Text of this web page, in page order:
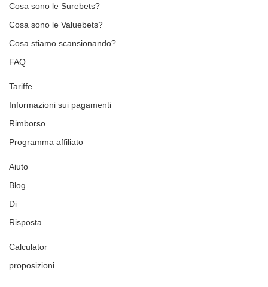
Cosa sono le Surebets?
Cosa sono le Valuebets?
Cosa stiamo scansionando?
FAQ
Tariffe
Informazioni sui pagamenti
Rimborso
Programma affiliato
Aiuto
Blog
Di
Risposta
Calculator
proposizioni